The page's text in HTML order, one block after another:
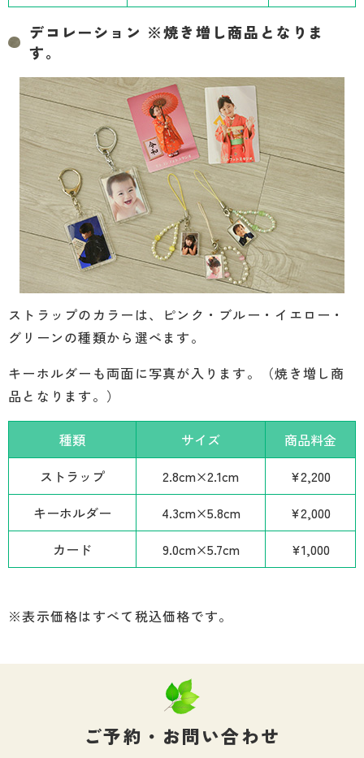
デコレーション ※焼き増し商品となりま
す。
ストラップのカラーは、ピンク・ブルー・イエロー・
グリーンの種類から選べます。
キーホルダーも両面に写真が入ります。（焼き増し商
品となります。）
種類 サイズ
商品料金
ストラップ
2.8cm×2.1cm
¥2,200
キーホルダー
4.3cm×5.8cm
¥2,000
カード
9.0cm×5.7cm ¥1,000
※表示価格はすべて税込価格です。
ご予約・お問い合わせ